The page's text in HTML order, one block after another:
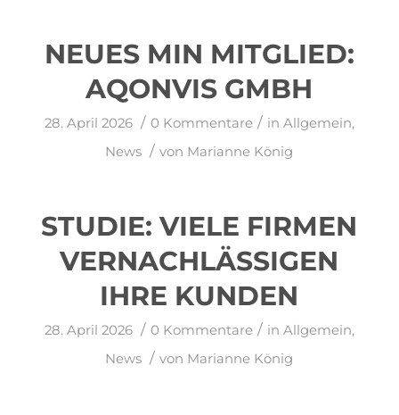
NEUES MIN MITGLIED:
AQONVIS GMBH
28. April 2026 / 0 Kommentare / in Allgemein,
News / von Marianne König
STUDIE: VIELE FIRMEN
VERNACHLÄSSIGEN
IHRE KUNDEN
28. April 2026 / 0 Kommentare / in Allgemein,
News / von Marianne König